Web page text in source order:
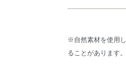
※自然素材を使用
ることがあります